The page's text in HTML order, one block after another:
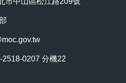
0207 分機22